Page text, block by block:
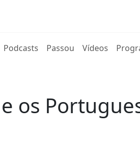
Podcasts Passou Vídeos
os